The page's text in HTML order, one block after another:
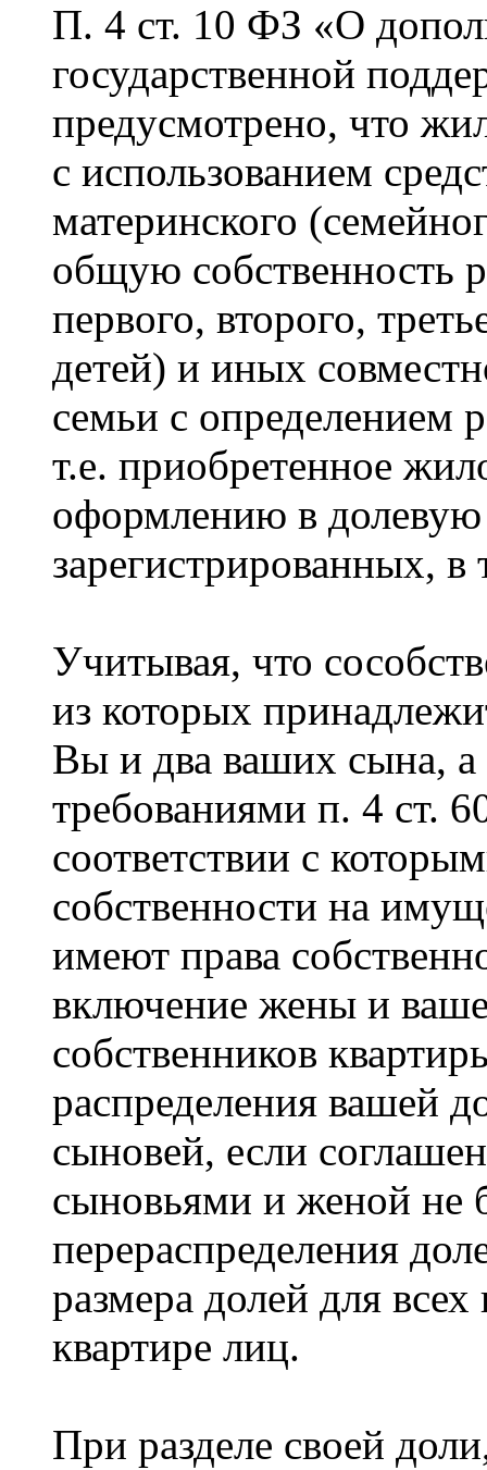
П. 4 ст. 10 ФЗ «О
государственной
предусмотрено, что
с использованием
материнского
общую собственность
первого, второго,
детей) и иных
семьи с определением
т.е. приобретенное
оформлению в долевую
зарегистрированных,
Учитывая, что
из которых
Вы и два ваших сына, а
требованиями п. 4 ст.
соответствии с
собственности на
имеют права
включение жены и
собственников
распределения вашей
сыновей, если
сыновьями и женой не
перераспределения
размера долей для
квартире лиц.
При разделе своей